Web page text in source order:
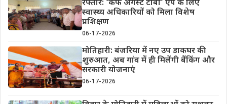
रफ्तार: ‘कफ अगेंस्ट टीबी’ ऐप के लिए
स्वास्थ्य अधिकारियों को मिला विशेष
प्रशिक्षण
06-17-2026
मोतिहारी: बंजरिया में नए उप डाकघर की
शुरुआत, अब गांव में ही मिलेंगी बैंकिंग और
सरकारी योजनाएं
06-17-2026